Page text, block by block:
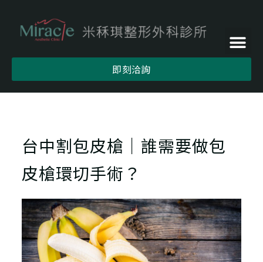
即刻洽詢
台中割包皮槍｜誰需要做包
皮槍環切手術？